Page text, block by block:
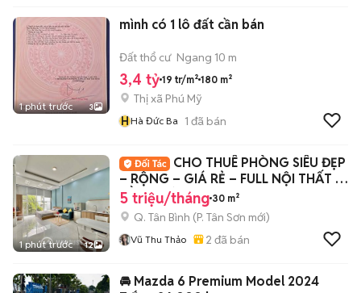
1 phút trước 3
mình có 1 lô đất cần bán
Đất thổ cư Ngang 10 m
3,4 tỷ 19 tr/m² 180 m²
Thị xã Phú Mỹ
HHà Đức Ba 1 đã bán
1 phút trước 12
CHO THUÊ PHÒNG SIÊU ĐẸP
– RỘNG – GIÁ RẺ – FULL NỘI THẤT –
GẦN ĐƯỜNG CỘ
5 triệu/tháng 30 m²
Q. Tân Bình (P. Tân Sơn mới)
Vũ Thu Thảo 2 đã bán
🚘 Mazda 6 Premium Model 2024